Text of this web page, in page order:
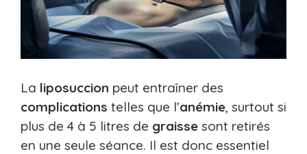
La liposuccion peut entraîner des
complications telles que l’anémie, surtout si
plus de 4 à 5 litres de graisse sont retirés
en une seule séance. Il est donc essentiel